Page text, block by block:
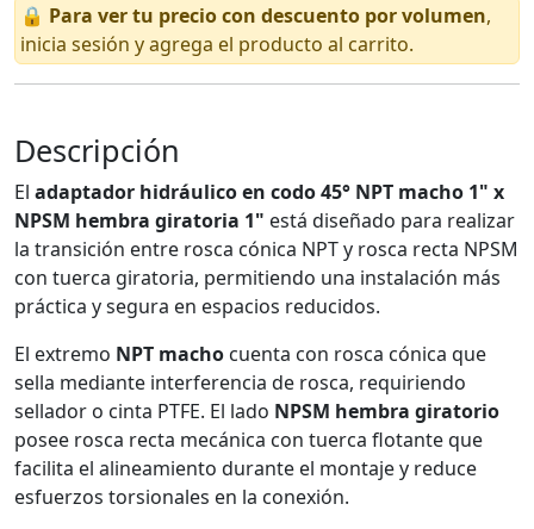
🔒 Para ver tu precio con descuento por volumen,
inicia sesión y agrega el producto al carrito.
Descripción
El adaptador hidráulico en codo 45° NPT macho 1" x
NPSM hembra giratoria 1" está diseñado para realizar
la transición entre rosca cónica NPT y rosca recta NPSM
con tuerca giratoria, permitiendo una instalación más
práctica y segura en espacios reducidos.
El extremo NPT macho cuenta con rosca cónica que
sella mediante interferencia de rosca, requiriendo
sellador o cinta PTFE. El lado NPSM hembra giratorio
posee rosca recta mecánica con tuerca flotante que
facilita el alineamiento durante el montaje y reduce
esfuerzos torsionales en la conexión.